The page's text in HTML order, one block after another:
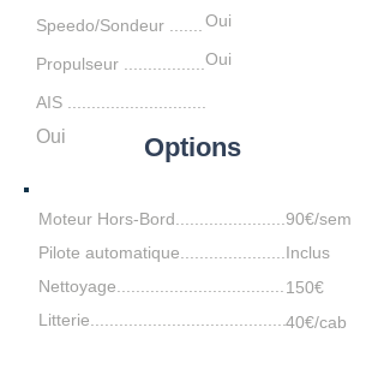
Speedo/Sondeur .......
Propulseur .
AIS .............................
Oui
Oui
Oui Options
Moteur Hors-Bord.......................
Pilote automatique......................
Nettoyage...................................
Litterie.........................................
90€/sem
Inclus
150€
40€/cab